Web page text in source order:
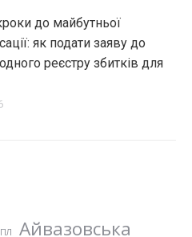
до майбутньої
як подати заяву до
реєстру збитків для
Айвазовська